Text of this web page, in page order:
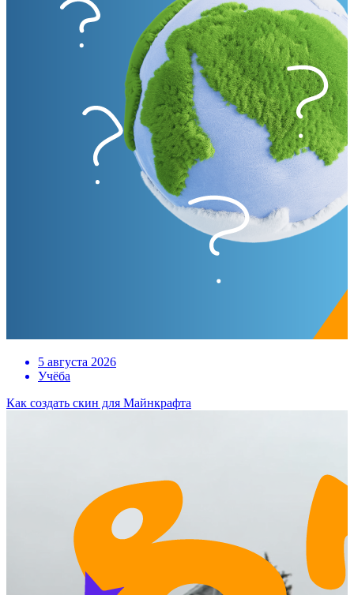
5 августа 2026
Учёба
Как создать скин для Майнкрафта